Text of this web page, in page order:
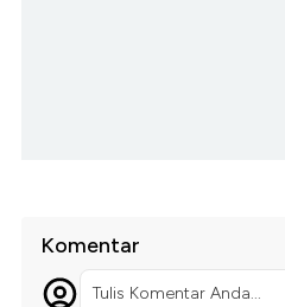
Komentar
Tulis Komentar Anda...